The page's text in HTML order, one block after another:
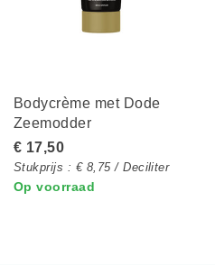
Bodycrème met Dode
Zeemodder
€ 17,50
Stukprijs : € 8,75 / Deciliter
Op voorraad